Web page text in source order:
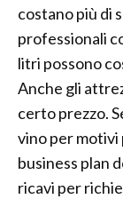
costano più di
professionali
litri possono
Anche gli
certo prezzo.
vino per
business plan
ricavi per